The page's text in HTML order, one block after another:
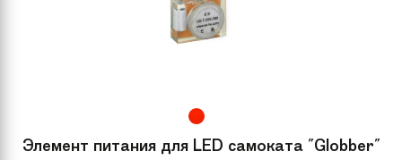
Элемент питания для LED самоката "Globber"